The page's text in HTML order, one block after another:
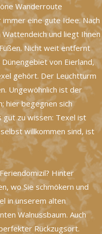
Wanderroute
eine gute Idee. Nach
und liegt Ihnen
Nicht weit entfernt
von Eierland,
gehört. Der Leuchtturm
Ungewöhnlich ist der
hier begegnen sich
gut zu wissen: Texel ist
willkommen sind, ist
Hinter
wo Sie schmökern und
in unserem alten
Walnussbaum. Auch
Rückzugsort.